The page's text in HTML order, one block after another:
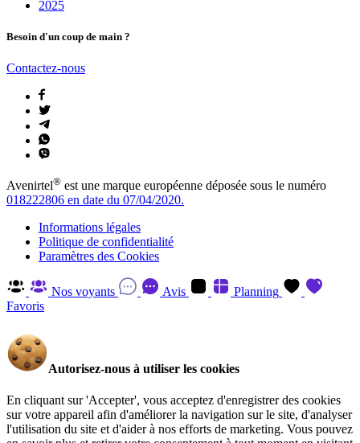
2025
Besoin d'un coup de main ?
Contactez-nous
Avenirtel® est une marque européenne déposée sous le numéro
018222806 en date du 07/04/2020.
Informations légales
Politique de confidentialité
Paramètres des Cookies
Nos voyants Avis
Planning
Favoris
Autorisez-nous à utiliser les cookies
En cliquant sur 'Accepter', vous acceptez d'enregistrer des cookies
sur votre appareil afin d'améliorer la navigation sur le site, d'analyser
l'utilisation du site et d'aider à nos efforts de marketing. Vous pouvez